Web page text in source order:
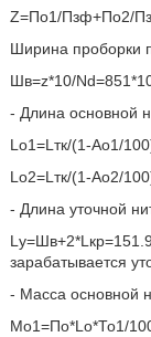
Z=По1/Пзф+По2/
Ширина проборки
Шв=z*10/
- Длина основной
Lо1=Lтк/(1-Ао1/
Lo2=Lтк/(1-Ао2/
- Длина уточной
зарабатывается
- Масса основной
Мо1=По*Lо*То1/